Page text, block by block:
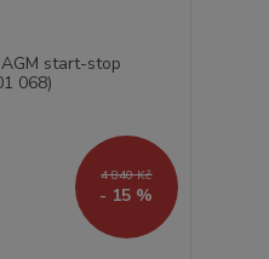
4 840 Kč
- 15 %